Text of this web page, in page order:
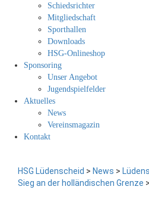
Schiedsrichter
Mitgliedschaft
Sporthallen
Downloads
HSG-Onlineshop
Sponsoring
Unser Angebot
Jugendspielfelder
Aktuelles
News
Vereinsmagazin
Kontakt
HSG Lüdenscheid > News >
Sieg an der holländischen Grenze >